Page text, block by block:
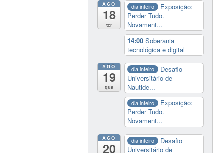
AGO
18
ter
dia inteiro
Exposição:
Perder Tudo.
Novament...
14:00Soberania
tecnológica e digital
AGO
19
qua
dia inteiro
Desafio
Universitário de
Nautide...
dia inteiro
Exposição:
Perder Tudo.
Novament...
AGO
20
dia inteiro
Desafio
Universitário de